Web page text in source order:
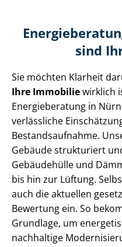
sind
Sie möchten Klarheit
Ihre Immobiliewirklich
Energieberatung in
verlässliche
Be­stands­auf­nah­me.
Gebäude strukturiert
Gebäudehülle und
bis hin zur Lüftung.
auch die aktuellen
Bewertung ein. So
Grundlage, um
nachhaltige